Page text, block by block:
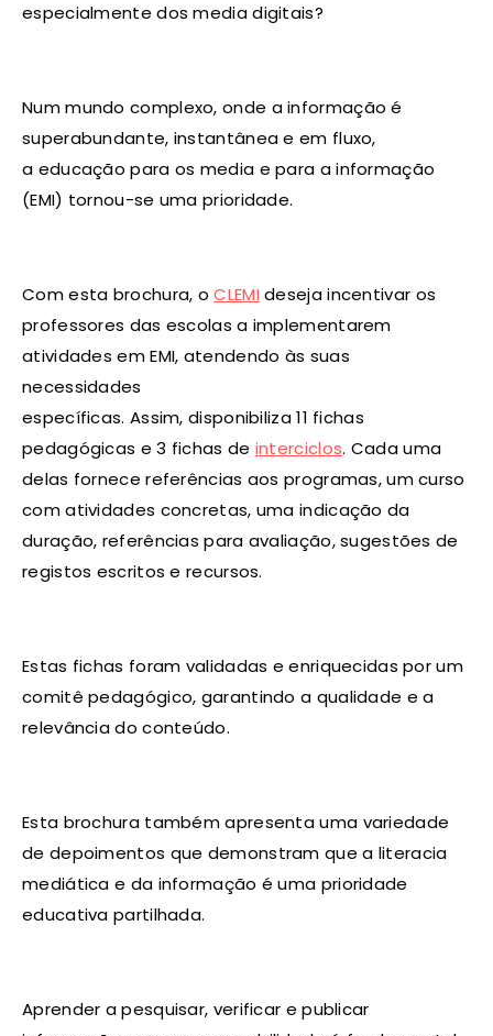
especialmente dos media digitais?
Num mundo complexo, onde a informação é
superabundante, instantânea e em fluxo,
a educação para os media e para a informação
(EMI) tornou-se uma prioridade.
Com esta brochura, oCLEMI deseja incentivar os
professores das escolas a implementarem
atividades em EMI, atendendo às suas
necessidades
específicas. Assim, disponibiliza 11 fichas
pedagógicas e 3 fichas de interciclos. Cada uma
delas fornece referências aos programas, um curso
com atividades concretas, uma indicação da
duração, referências para avaliação, sugestões de
registos escritos e recursos.
Estas fichas foram validadas e enriquecidas por um
comitê pedagógico, garantindo a qualidade e a
relevância do conteúdo.
Esta brochura também apresenta uma variedade
de depoimentos que demonstram que a literacia
mediática e da informação é uma prioridade
educativa partilhada.
Aprender a pesquisar, verificar e publicar